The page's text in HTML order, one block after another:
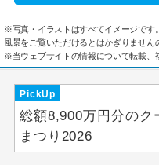
※写真・イラストはすべてイメージです
風景をご覧いただけるとはかぎりません
※当ウェブサイトの情報について転載、
PickUp
総額8,900万円分のク
まつり2026